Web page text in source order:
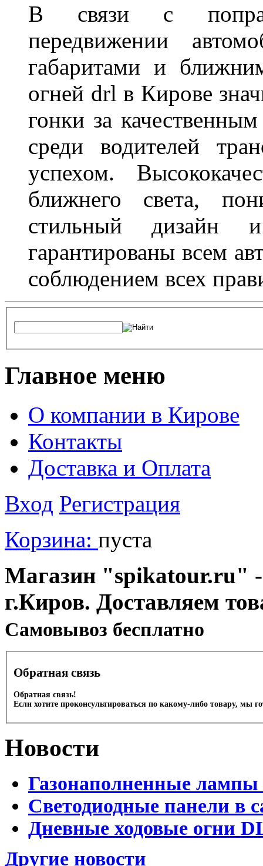
В связи с
передвижении
габаритами и
огней drl в Кирове
гонки за
среди водителей
успехом.
ближнего света,
стильный дизайн
гарантированы всем
соблюдением всех
Главное меню
О компании в Кирове
Контакты
Доставка и Оплата
Вход Регистрация
Корзина: пуста
Магазин "spikatour.ru" -
г.Киров. Доставляем
Cамовывоз бесплатно
Обратная связь
Обратная связь!
Если хотите проконсультироваться по какому-либо товару, мы
Новости
Газонаполненные
Светодиодные панели в
Дневные ходовые огни
Другие новости